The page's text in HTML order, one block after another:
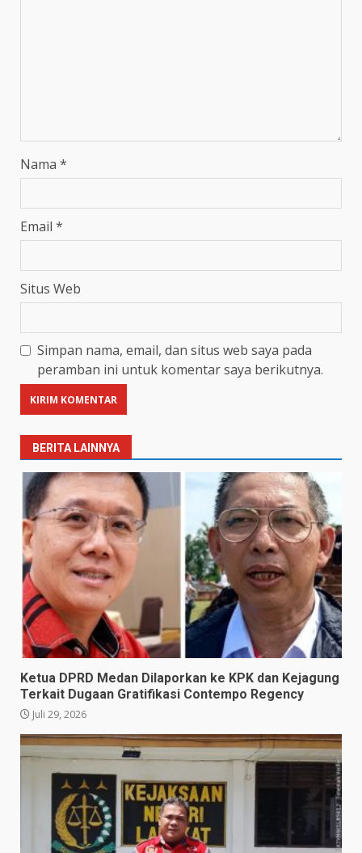
Nama *
Email *
Situs Web
Simpan nama, email, dan situs web saya pada
peramban ini untuk komentar saya berikutnya.
BERITA LAINNYA
Ketua DPRD Medan Dilaporkan ke KPK dan Kejagung
Terkait Dugaan Gratifikasi Contempo Regency
Juli 29, 2026